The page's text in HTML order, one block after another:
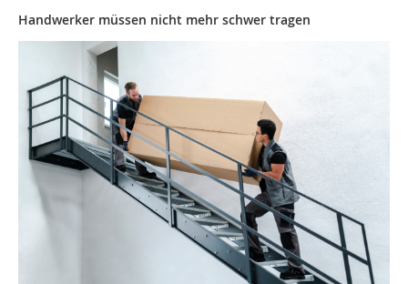
Handwerker müssen nicht mehr schwer tragen